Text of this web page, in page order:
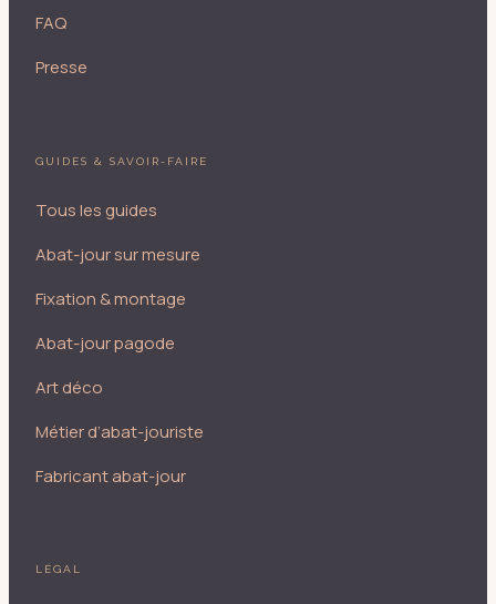
FAQ
Presse
GUIDES & SAVOIR-FAIRE
Tous les guides
Abat-jour sur mesure
Fixation & montage
Abat-jour pagode
Art déco
Métier d’abat-jouriste
Fabricant abat-jour
LÉGAL